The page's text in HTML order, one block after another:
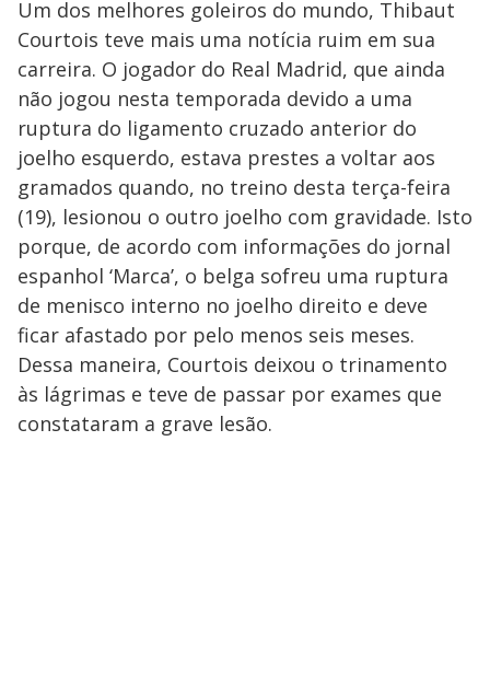
Um dos melhores goleiros do mundo, Thibaut
Courtois teve mais uma notícia ruim em sua
carreira. O jogador do Real Madrid, que ainda
não jogou nesta temporada devido a uma
ruptura do ligamento cruzado anterior do
joelho esquerdo, estava prestes a voltar aos
gramados quando, no treino desta terça-feira
(19), lesionou o outro joelho com gravidade. Isto
porque, de acordo com informações do jornal
espanhol ‘Marca’, o belga sofreu uma ruptura
de menisco interno no joelho direito e deve
ficar afastado por pelo menos seis meses.
Dessa maneira, Courtois deixou o trinamento
às lágrimas e teve de passar por exames que
constataram a grave lesão.